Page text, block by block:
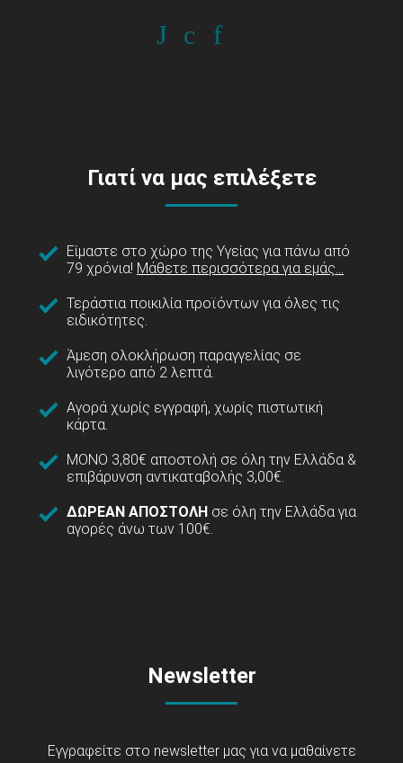
Γιατί να μας επιλέξετε
Είμαστε στο χώρο της Υγείας για πάνω από
79 χρόνια! Μάθετε περισσότερα για εμάς...
Τεράστια ποικιλία προϊόντων για όλες τις
ειδικότητες.
Άμεση ολοκλήρωση παραγγελίας σε
λιγότερο από 2 λεπτά.
Αγορά χωρίς εγγραφή, χωρίς πιστωτική
κάρτα.
ΜΟΝΟ 3,80€ αποστολή σε όλη την Ελλάδα &
επιβάρυνση αντικαταβολής 3,00€.
ΔΩΡΕΑΝ ΑΠΟΣΤΟΛΗ σε όλη την Ελλάδα για
αγορές άνω των 100€.
Newsletter
Εγγραφείτε στο newsletter μας για να μαθαίνετε